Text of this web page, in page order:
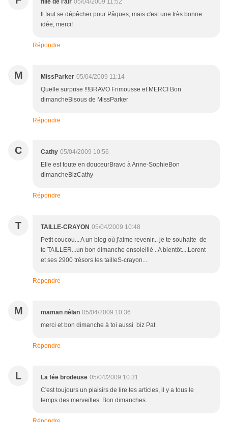
fille de l'air 05/04/2009 11:52
Il faut se dépêcher pour Pâques, mais c'est une très bonne
idée, merci!
Répondre
M MissParker 05/04/2009 11:14
Quelle surprise !!!BRAVO Frimousse et MERCI Bon
dimancheBisous de MissParker
Répondre
C Cathy 05/04/2009 10:56
Elle est toute en douceurBravo à Anne-SophieBon
dimancheBizCathy
Répondre
T TAILLE-CRAYON 05/04/2009 10:48
Petit coucou... A un blog où j'aime revenir... je te souhaite de
te TAILLER...un bon dimanche ensoleillé ..A bientôt....Lorent
et ses 2900 trésors les tailleS-crayon...
Répondre
M maman nélan 05/04/2009 10:36
merci et bon dimanche à toi aussi biz Pat
Répondre
L La fée brodeuse 05/04/2009 10:31
C'est toujours un plaisirs de lire tes articles, il y a tous le
temps des merveilles. Bon dimanches.